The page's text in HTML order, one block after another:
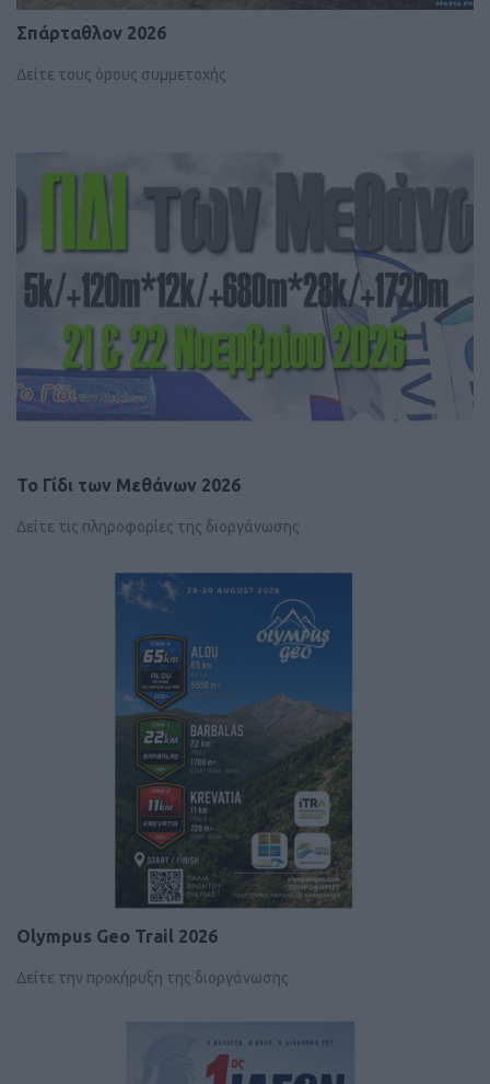
Σπάρταθλον 2026
Δείτε τους όρους συμμετοχής
Το Γίδι των Μεθάνων 2026
Δείτε τις πληροφορίες της διοργάνωσης
Olympus Geo Trail 2026
Δείτε την προκήρυξη της διοργάνωσης